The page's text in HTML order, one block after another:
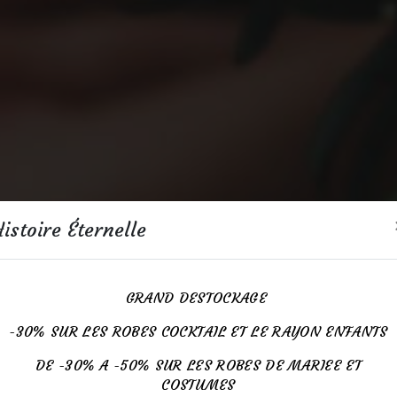
Éternelle
GRAND DESTOCKAGE
-30% SUR LES ROBES COCKTAIL ET LE RAYON ENFANTS
DE -30% A -50% SUR LES ROBES DE MARIEE ET
COSTUMES